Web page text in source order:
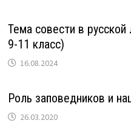
Тема совести в русской
9-11 класс)
16.08.2024
Роль заповедников и
26.03.2020